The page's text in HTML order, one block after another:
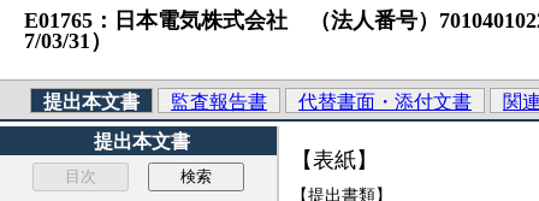
E01765：日本電気株式会社 （法人番号）
7/03/31）
提出本文書 監査報告書 代替書面・添付文書
関
提出本文書